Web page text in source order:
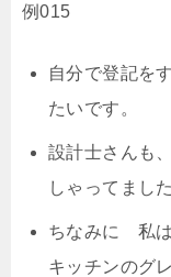
例015
自分で登記を
たいです。
設計士さんも
しゃってました
ちなみに 私
キッチンのグ